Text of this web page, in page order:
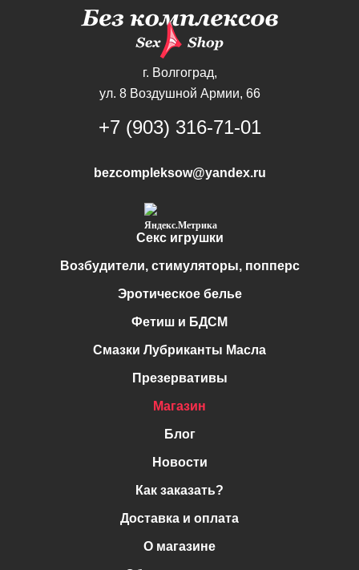
г. Волгоград,
ул. 8 Воздушной Армии, 66
+7 (903) 316-71-01
bezcompleksow@yandex.ru
Секс игрушки
Возбудители, стимуляторы, попперс
Эротическое белье
Фетиш и БДСМ
Смазки Лубриканты Масла
Презервативы
Магазин
Блог
Новости
Как заказать?
Доставка и оплата
О магазине